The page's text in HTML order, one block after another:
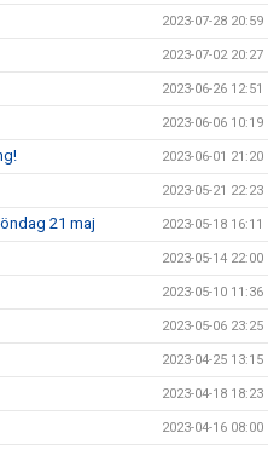
2023-07-28 20:59
2023-07-02 20:27
2023-06-26 12:51
2023-06-06 10:19
2023-06-01 21:20
2023-05-21 22:23
21 maj 2023-05-18 16:11
2023-05-14 22:00
2023-05-10 11:36
2023-05-06 23:25
2023-04-25 13:15
2023-04-18 18:23
2023-04-16 08:00